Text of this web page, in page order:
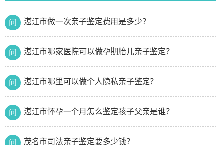
问 湛江市做一次亲子鉴定费用是多少？
问 湛江市哪家医院可以做孕期胎儿亲子鉴定？
问 湛江市哪里可以做个人隐私亲子鉴定？
问 湛江市怀孕一个月怎么鉴定孩子父亲是谁？
问 茂名市司法亲子鉴定要多少钱？